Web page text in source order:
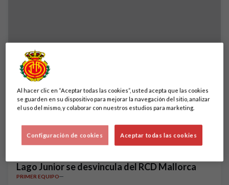
Lago Junior se desvincula del RCD Mallorca
PRIMER EQUIPO
Al hacer clic en “Aceptar todas las cookies”, usted acepta que las cookies
se guarden en su dispositivo para mejorar la navegación del sitio, analizar
el uso del mismo, y colaborar con nuestros estudios para marketing.
Aceptar todas las cookies
Configuración de cookies